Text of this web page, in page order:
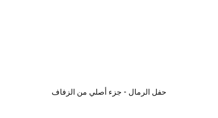
حفل الرمال - جزء أصلي من الزفاف